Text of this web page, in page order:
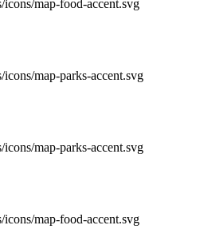
map-food-accent.svg
map-parks-accent.svg
map-parks-accent.svg
map-food-accent.svg